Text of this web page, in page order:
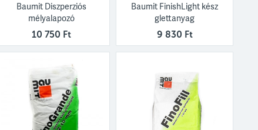
Baumit Diszperziós
mélyalapozó
10 750 Ft
Baumit FinishLight kész
glettanyag
9 830 Ft